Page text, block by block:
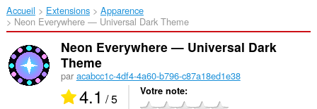
Accueil Extensions
Apparence
Neon Everywhere — Universal Dark Theme‎
Neon Everywhere — Universal Dark
Theme
par acabcc1c-4df4-4a60-b796-c87a18ed1e38
4.1 / 5 Votre note